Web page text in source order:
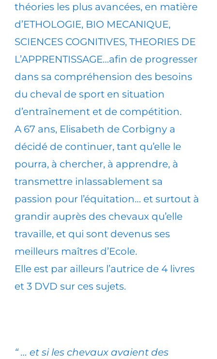
théories les plus avancées, en matière
d’ETHOLOGIE, BIO MECANIQUE,
SCIENCES COGNITIVES, THEORIES DE
L’APPRENTISSAGE…afin de progresser
dans sa compréhension des besoins
du cheval de sport en situation
d’entraînement et de compétition.
A 67 ans, Elisabeth de Corbigny a
décidé de continuer, tant qu’elle le
pourra, à chercher, à apprendre, à
transmettre inlassablement sa
passion pour l’équitation… et surtout à
grandir auprès des chevaux qu’elle
travaille, et qui sont devenus ses
meilleurs maîtres d’Ecole.
Elle est par ailleurs l’autrice de 4 livres
et 3 DVD sur ces sujets.
“ … et si les chevaux avaient des